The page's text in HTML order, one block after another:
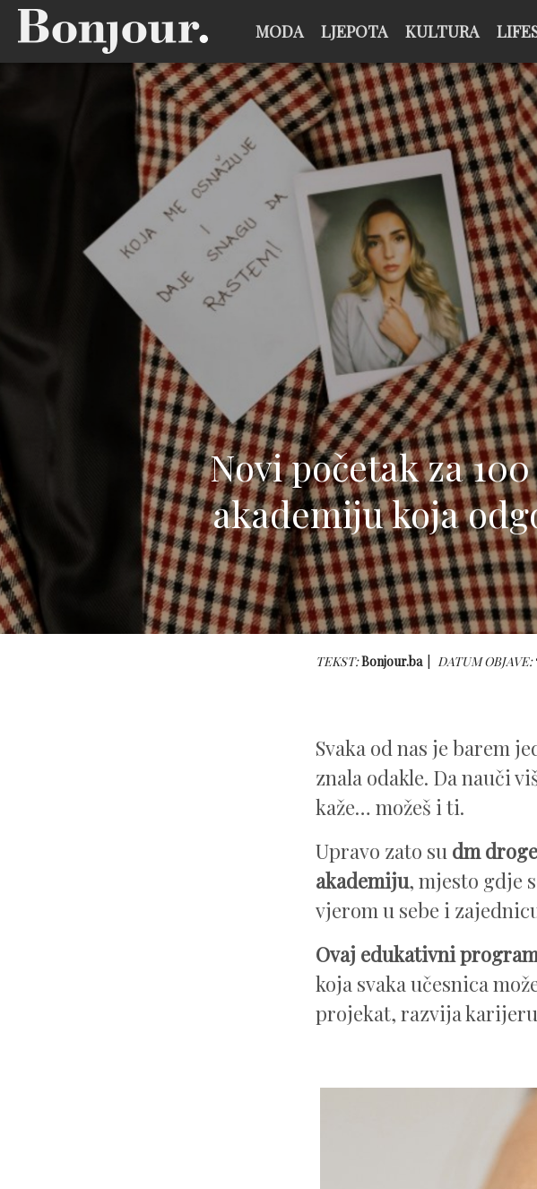
MODA LJEPOTA KULTURA
Novi početak za
akademiju koja
TEKST:Bonjour.ba DATUM OBJAVE:
Svaka od nas je barem
znala odakle. Da nauči
kaže… možeš i ti.
Upravo zato su dm
akademiju, mjesto gdje
vjerom u sebe i
Ovaj edukativni
koja svaka učesnica
projekat, razvija